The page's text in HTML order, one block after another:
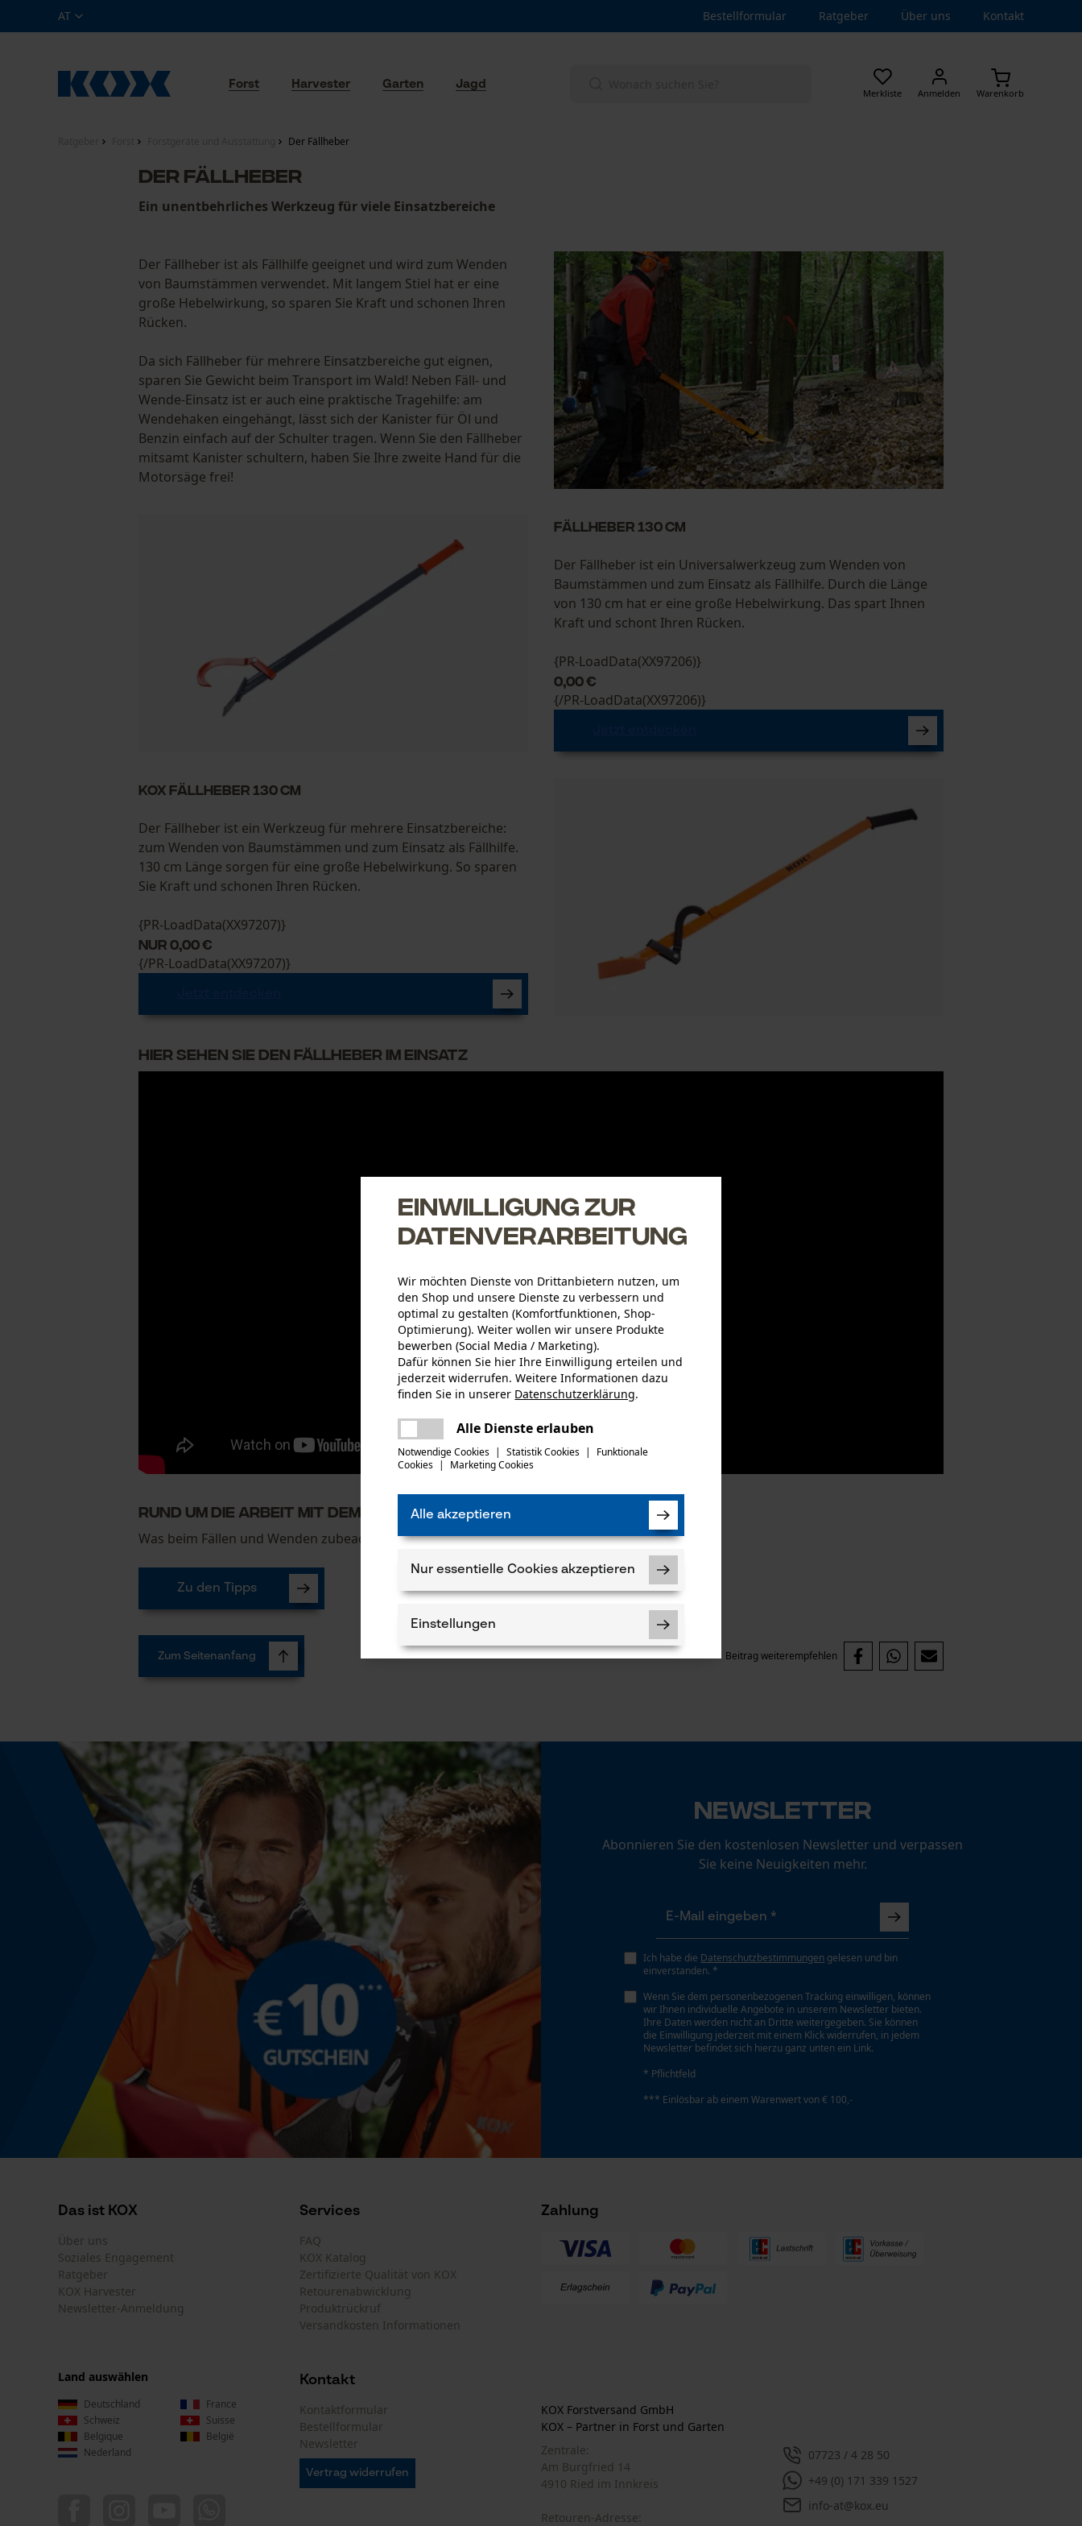
AT Bestellformular Ratgeber Über uns Kontakt
Merkliste Anmelden Warenkorb
Forst Harvester Garten Jagd
Der Fällheber
Der Fällheber
Ein unentbehrliches Werkzeug für viele Einsatzbereiche
Der Fällheber ist als Fällhilfe geeignet und wird zum Wenden
von Baumstämmen verwendet. Mit langem Stiel hat er eine
große Hebelwirkung, so sparen Sie Kraft und schonen Ihren
Rücken.
Da sich Fällheber für mehrere Einsatzbereiche gut eignen,
sparen Sie Gewicht beim Transport im Wald! Neben Fäll- und
Wende-Einsatz ist er auch eine praktische Tragehilfe: am
Wendehaken eingehängt, lässt sich der Kanister für Öl und
Benzin einfach auf der Schulter tragen. Wenn Sie den Fällheber
mitsamt Kanister schultern, haben Sie Ihre zweite Hand für die
Motorsäge frei!
Fällheber 130 cm
Der Fällheber ist ein Universalwerkzeug zum Wenden von
Baumstämmen und zum Einsatz als Fällhilfe. Durch die Länge
von 130 cm hat er eine große Hebelwirkung. Das spart Ihnen
Kraft und schont Ihren Rücken.
{PR-LoadData(XX97206)}
0,00 €
{/PR-LoadData(XX97206)}
KOX Fällheber 130 cm
Der Fällheber ist ein Werkzeug für mehrere Einsatzbereiche:
zum Wenden von Baumstämmen und zum Einsatz als Fällhilfe.
130 cm Länge sorgen für eine große Hebelwirkung. So sparen
Sie Kraft und schonen Ihren Rücken.
{PR-LoadData(XX97207)}
nur 0,00 €
{/PR-LoadData(XX97207)}
Hier sehen Sie den Fällheber im Einsatz
Rund um die Arbeit mit dem Fällheber
Was beim Fällen und Wenden zubeachten ist, können Sie hier nachlesen
Zu den Tipps
Zum Seitenanfang Beitrag weiterempfehlen
Newsletter
Abonnieren Sie den kostenlosen Newsletter und verpassen
Sie keine Neuigkeiten mehr.
Ich habe die Datenschutzbestimmungen gelesen und bin
einverstanden. *
Wenn Sie dem personenbezogenen Tracking einwilligen, können
wir Ihnen individuelle Angebote in unserem Newsletter bieten.
Ihre Daten werden nicht an Dritte weitergegeben. Sie können
die Einwilligung jederzeit mit einem Klick widerrufen, in jedem
Newsletter befindet sich hierzu ganz unten ein Link.
* Pflichtfeld
*** Einlösbar ab einem Warenwert von € 100,-
Das ist KOX
Über uns
Soziales Engagement
Ratgeber
KOX Harvester
Newsletter-Anmeldung
Services
FAQ
KOX Katalog
Zertifizierte Qualität von KOX
Retourenabwicklung
Produktrückruf
Versandkosten Informationen
Zahlung
Kontakt
Kontaktformular
Bestellformular
Newsletter
Vertrag widerrufen
KOX Forstversand GmbH
KOX – Partner in Forst und Garten
Zentrale:
Am Burgfried 14
4910 Ried im Innkreis
Retouren-Adresse:
07723 / 4 28 50
+49 (0) 171 339 1527
info-at@kox.eu
Land auswählen
Deutschland
France
Schweiz
Suisse
Belgique
België
Nederland
Einwilligung zur
Datenverarbeitung
Wir möchten Dienste von Drittanbietern nutzen, um
den Shop und unsere Dienste zu verbessern und
optimal zu gestalten (Komfortfunktionen, Shop-
Optimierung). Weiter wollen wir unsere Produkte
bewerben (Social Media / Marketing).
Dafür können Sie hier Ihre Einwilligung erteilen und
jederzeit widerrufen. Weitere Informationen dazu
finden Sie in unserer Datenschutzerklärung.
Alle Dienste erlauben
Notwendige Cookies | Statistik Cookies |
Funktionale
Cookies | Marketing Cookies
Alle akzeptieren
Nur essentielle Cookies akzeptieren
Einstellungen
Prüfung setzen von Cookies
Speichern der Auswahl zur
Datenverarbeitung
Econda Tag Manager
Statistik Cookies
Mouseflow Web Analytics Tool
Loop54 Personalization
Gespeicherter Warenkorb
Kontaktaufnahme per Chat
Marketing Cookies
Es ist ein Fehler aufgetreten. Bitte
versuchen Sie es erneut.
teilen
mail